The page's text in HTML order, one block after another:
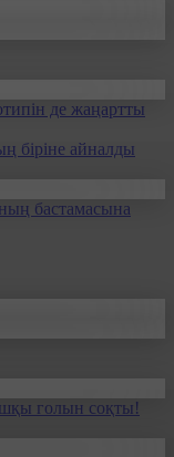
де жаңартты
біріне айналды
бастамасына
голын соқты!